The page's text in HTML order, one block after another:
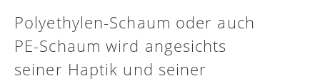
Polyethylen-Schaum oder auch
PE-Schaum wird angesichts
seiner Haptik und seiner